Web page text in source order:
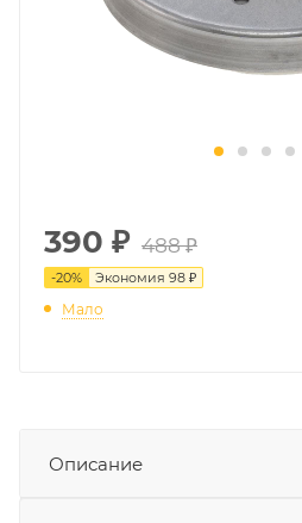
390 ₽ 488 ₽
-20% Экономия 98 ₽
Мало
Описание